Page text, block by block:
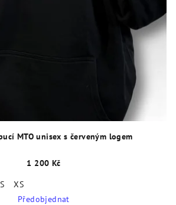
MTO unisex s červeným logem
1 200 Kč
S
XS
Předobjednat